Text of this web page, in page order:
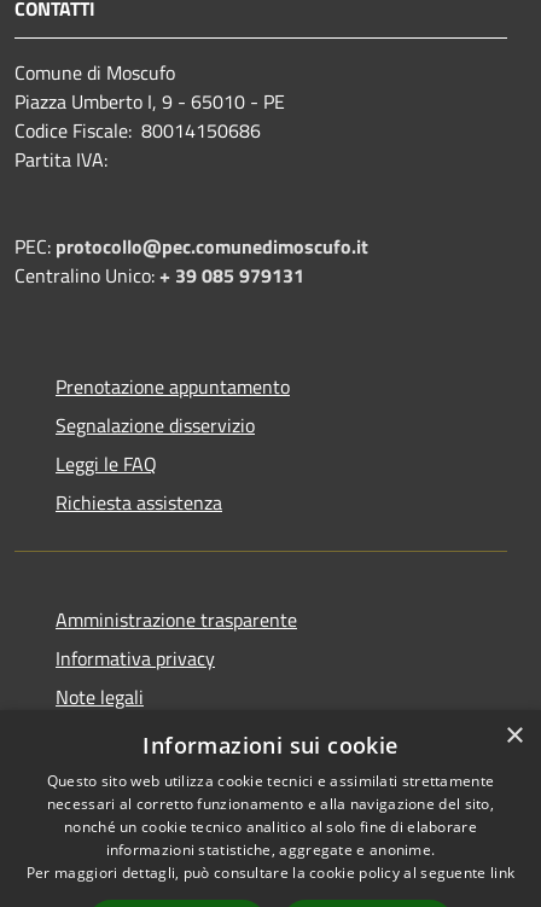
CONTATTI
Comune di Moscufo
Piazza Umberto I, 9 - 65010 - PE
Codice Fiscale: 80014150686
Partita IVA:
PEC: protocollo@pec.comunedimoscufo.it
Centralino Unico:+ 39 085 979131
Prenotazione appuntamento
Segnalazione disservizio
Leggi le FAQ
Richiesta assistenza
Amministrazione trasparente
Informativa privacy
Note legali
Dichiarazione di accessibilità
Accessibilità
Copyright © 2026 • Comune di
Moscufo • Powered by
×
Informazioni sui cookie
Questo sito web utilizza cookie tecnici e assimilati strettamente
necessari al corretto funzionamento e alla navigazione del sito,
nonché un cookie tecnico analitico al solo fine di elaborare
informazioni statistiche, aggregate e anonime.
Per maggiori dettagli, può consultare la cookie policy al seguente link